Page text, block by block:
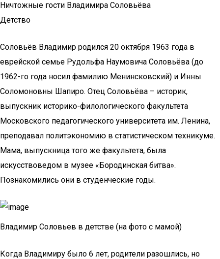
Ничтожные гости Владимира Соловьёва
Детство
Соловьёв Владимир родился 20 октября 1963 года в
еврейской семье Рудольфа Наумовича Соловьёва (до
1962-го года носил фамилию Менинсковский) и Инны
Соломоновны Шапиро. Отец Соловьёва – историк,
выпускник историко-филологического факультета
Московского педагогического университета им. Ленина,
преподавал политэкономию в статистическом техникуме.
Мама, выпускница того же факультета, была
искусствоведом в музее «Бородинская битва».
Познакомились они в студенческие годы.
Владимир Соловьев в детстве (на фото с мамой)
Когда Владимиру было 6 лет, родители разошлись, но